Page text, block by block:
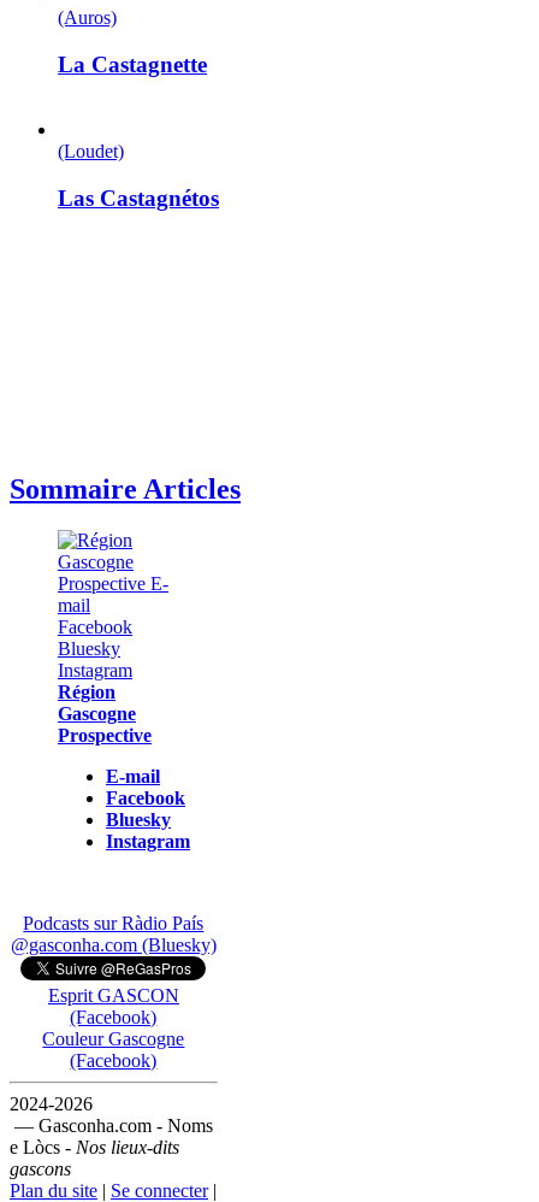
(Auros)
La Castagnette
(Loudet)
Las Castagnétos
Sommaire Articles
Région
Gascogne
Prospective
E-mail
Facebook
Bluesky
Instagram
Podcasts sur Ràdio País
@gasconha.com (Bluesky)
Esprit GASCON
(Facebook)
Couleur Gascogne
(Facebook)
2024-2026
— Gasconha.com - Noms
e Lòcs - Nos lieux-dits
gascons
Plan du site | Se connecter|